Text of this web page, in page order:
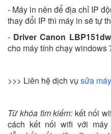
- Máy in nên để địa chỉ IP
thay đổi IP thì máy in sẽ tự
- Driver Canon LBP151dw
cho máy tính chạy windows
>>> Liên hệ dịch vụ sửa
Từ khóa tìm kiếm: kết nối
cách kết nối wifi với